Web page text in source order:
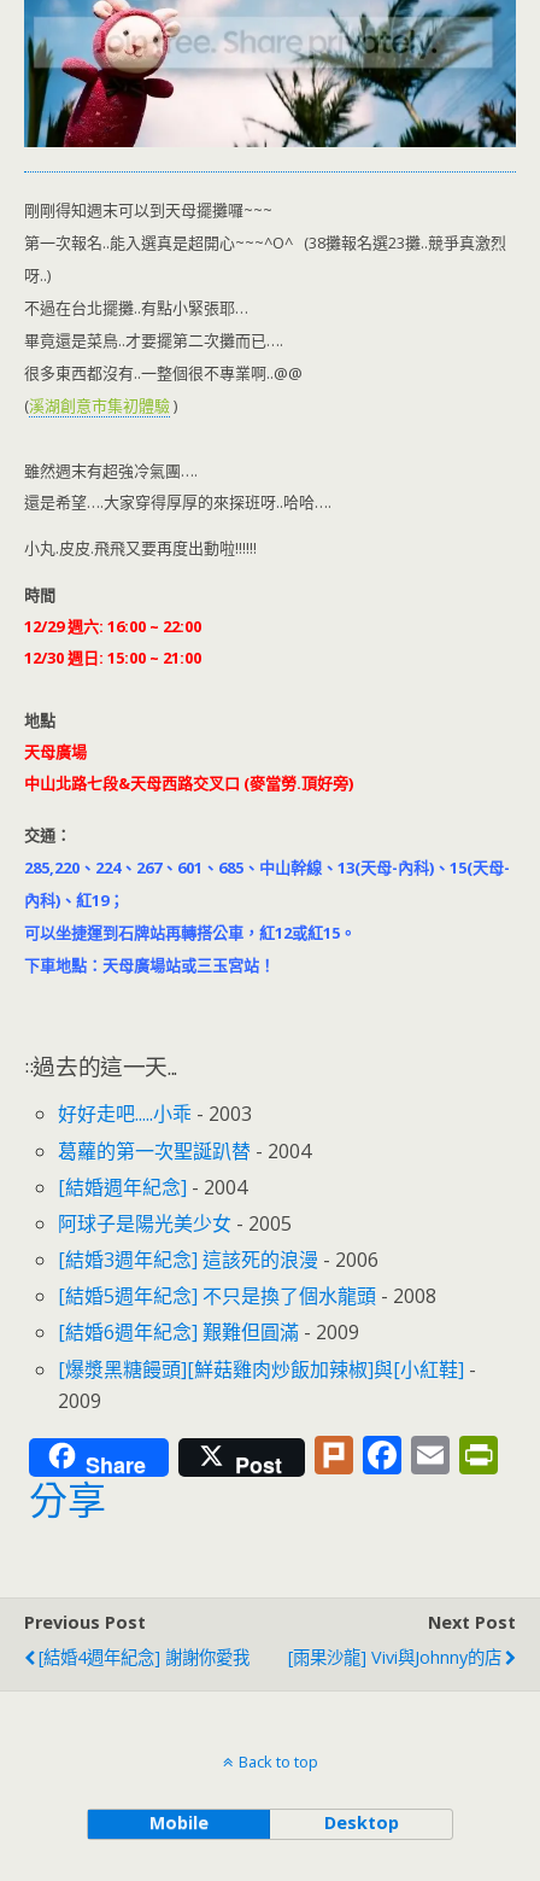
剛剛得知週末可以到天母擺攤囉~~~
第一次報名..能入選真是超開心~~~^O^ (38攤報名選23攤..競爭真激烈
呀..)
不過在台北擺攤..有點小緊張耶…
畢竟還是菜鳥..才要擺第二次攤而已….
很多東西都沒有..一整個很不專業啊..@@
(溪湖創意市集初體驗)
雖然週末有超強冷氣團….
還是希望….大家穿得厚厚的來探班呀..哈哈….
小丸.皮皮.飛飛又要再度出動啦!!!!!!
時間
12/29 週六: 16:00 ~ 22:00
12/30 週日: 15:00 ~ 21:00
地點
天母廣場
中山北路七段&天母西路交叉口 (麥當勞.頂好旁)
交通：
285,220、224、267、601、685、中山幹線、13(天母-內科)、15(天母-
內科)、紅19；
可以坐捷運到石牌站再轉搭公車，紅12或紅15。
下車地點：天母廣場站或三玉宮站！
::過去的這一天...
好好走吧.....小乖 - 2003
葛蘿的第一次聖誕趴替 - 2004
[結婚週年紀念] - 2004
阿球子是陽光美少女 - 2005
[結婚3週年紀念] 這該死的浪漫 - 2006
[結婚5週年紀念] 不只是換了個水龍頭 - 2008
[結婚6週年紀念] 艱難但圓滿 - 2009
[爆漿黑糖饅頭][鮮菇雞肉炒飯加辣椒]與[小紅鞋] -
2009
Share Post Pl F
o
E
e
n
分享
Previous Post
[結婚4週年紀念] 謝謝你愛我
Next Post
[雨果沙龍] Vivi與Johnny的店
Back to top
Mobile Desktop